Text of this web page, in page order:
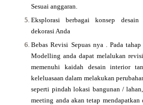
Sesuai anggaran.
Eksplorasi berbagai konsep
dekorasi Anda
Bebas Revisi Sepuas nya . Pada
Modelling anda dapat melalukan
memenuhi kaidah desain interior
keleluasaan dalam melakukan
seperti pindah lokasi bangunan /
meeting anda akan tetap mendapatkan